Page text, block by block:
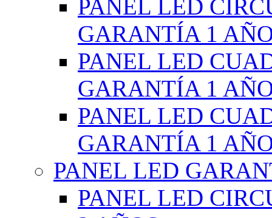
PANEL LED
GARANTÍA 1
PANEL LED
GARANTÍA 1
PANEL LED
GARANTÍA 1
PANEL LED
PANEL LED